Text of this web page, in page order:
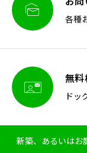
 お問
各種
 無料
ドッ
新築、あるいはお